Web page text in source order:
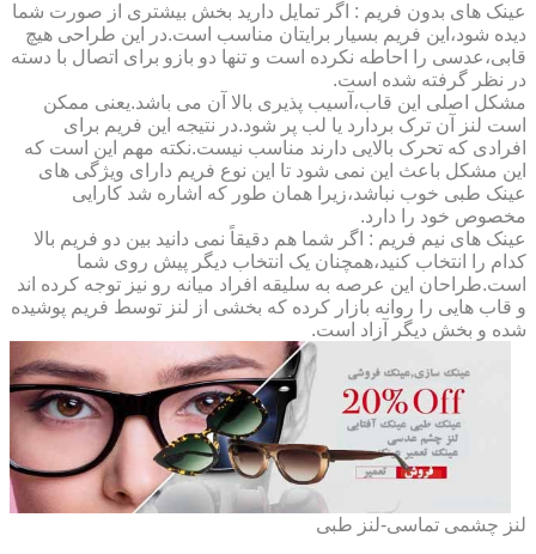
عینک های بدون فریم : اگر تمایل دارید بخش بیشتری از صورت شما
دیده شود،این فریم بسیار برایتان مناسب است.در این طراحی هیچ
قابی،عدسی را احاطه نکرده است و تنها دو بازو برای اتصال با دسته
در نظر گرفته شده است.
مشکل اصلی این قاب،آسیب پذیری بالا آن می باشد.یعنی ممکن
است لنز آن ترک بردارد یا لب پر شود.در نتیجه این فریم برای
افرادی که تحرک بالایی دارند مناسب نیست.نکته مهم این است که
این مشکل باعث این نمی شود تا این نوع فریم دارای ویژگی های
عینک طبی خوب نباشد،زیرا همان طور که اشاره شد کارایی
مخصوص خود را دارد.
عینک های نیم فریم : اگر شما هم دقیقاً نمی دانید بین دو فریم بالا
کدام را انتخاب کنید،همچنان یک انتخاب دیگر پیش روی شما
است.طراحان این عرصه به سلیقه افراد میانه رو نیز توجه کرده اند
و قاب هایی را روانه بازار کرده که بخشی از لنز توسط فریم پوشیده
شده و بخش دیگر آزاد است.
لنز چشمی تماسی-لنز طبی